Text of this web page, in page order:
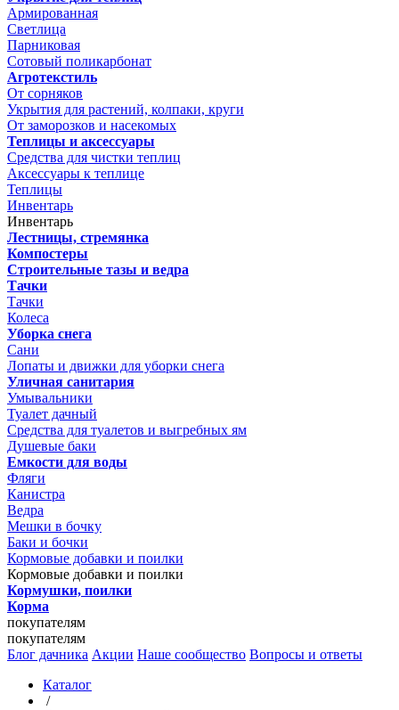
Армированная
Светлица
Парниковая
Сотовый поликарбонат
Агротекстиль
От сорняков
Укрытия для растений, колпаки, круги
От заморозков и насекомых
Теплицы и аксессуары
Средства для чистки теплиц
Аксессуары к теплице
Теплицы
Инвентарь
Инвентарь
Лестницы, стремянка
Компостеры
Строительные тазы и ведра
Тачки
Тачки
Колеса
Уборка снега
Сани
Лопаты и движки для уборки снега
Уличная санитария
Умывальники
Туалет дачный
Средства для туалетов и выгребных ям
Душевые баки
Емкости для воды
Фляги
Канистра
Ведра
Мешки в бочку
Баки и бочки
Кормовые добавки и поилки
Кормовые добавки и поилки
Кормушки, поилки
Корма
покупателям
покупателям
Блог дачника Акции Наше сообщество Вопросы и ответы
Каталог
/